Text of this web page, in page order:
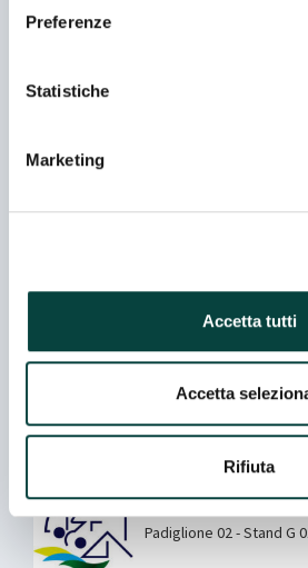
Preferenze
Statistiche
Marketing
Accetta tutti
Accetta
Rifiuta
Padiglione 02 - Stand A
nella scheda espositore
Padiglione 02 - Stand A
EURO ACCESSOIRES
GEMINI
Padiglione 02 - Stand G